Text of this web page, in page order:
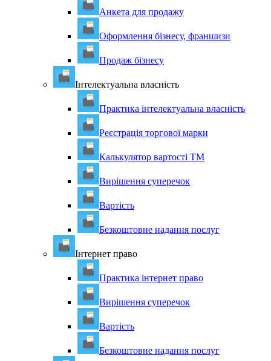
Анкета для продажу
Оформлення бізнесу, франшизи
Продаж бізнесу
Інтелектуальна власність
Практика інтелектуальна власність
Реєстрація торгової марки
Калькулятор вартості ТМ
Вирішення суперечок
Вартість
Безкоштовне надання послуг
Інтернет право
Практика інтернет право
Вирішення суперечок
Вартість
Безкоштовне надання послуг